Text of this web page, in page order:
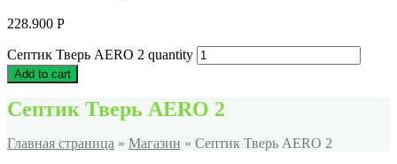
228.900 Р
Септик Тверь AERO 2 quantity
Add to cart
Септик Тверь AERO 2
Главная страница » Магазин » Септик Тверь AERO 2